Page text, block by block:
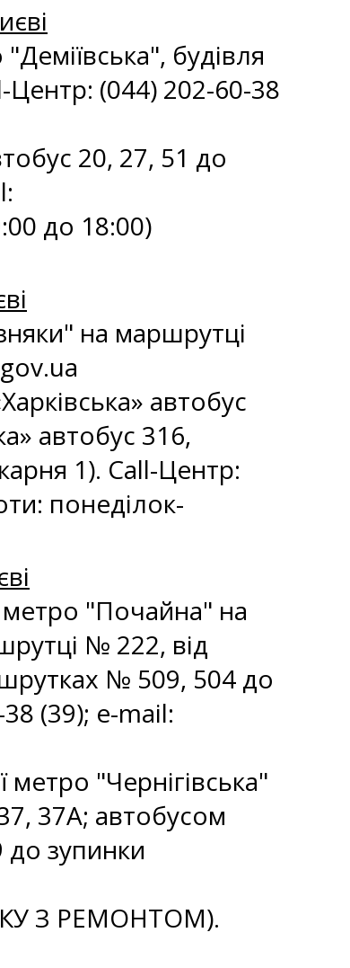
будівля
Центр: (044) 202-60-38
20, 27, 51 до
до 18:00)
на маршрутці
автобус
автобус 316,
1). Call-Центр:
понеділок-
метро "Почайна" на
№ 222, від
№ 509, 504 до
(39); e-mail:
метро "Чернігівська"
37А; автобусом
зупинки
З РЕМОНТОМ).